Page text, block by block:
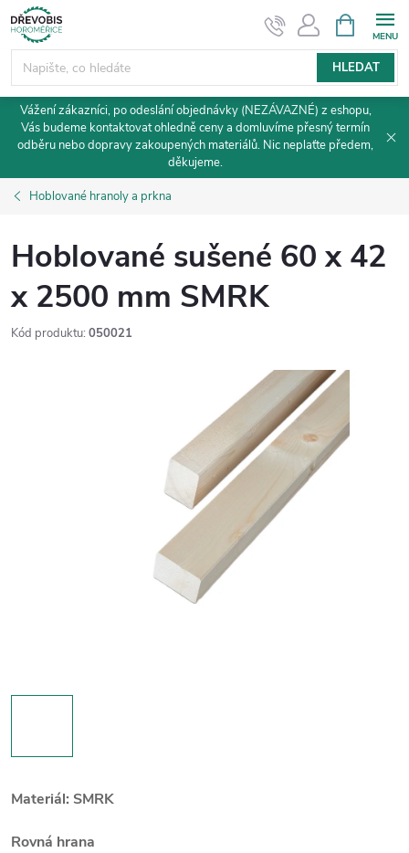
Přejít
na
obsah
HLEDAT
NÁKUPNÍ
KOŠÍK
Vážení zákazníci, po odeslání objednávky (NEZÁVAZNÉ) z eshopu,
Vás budeme kontaktovat ohledně ceny a domluvíme přesný termín
odběru nebo dopravy zakoupených materiálů. Nic neplaťte předem,
děkujeme.
Hoblované hranoly a prkna
Hoblované sušené 60 x 42
x 2500 mm SMRK
Kód produktu: 050021
Materiál: SMRK
Rovná hrana